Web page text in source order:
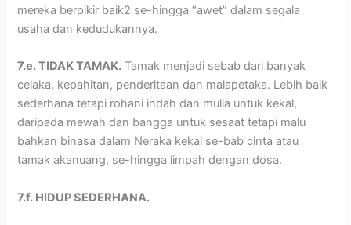
mereka berpikir baik2 se-hingga “awet” dalam segala
usaha dan kedudukannya.
7.e. TIDAK TAMAK. Tamak menjadi sebab dari banyak
celaka, kepahitan, penderitaan dan malapetaka. Lebih baik
sederhana tetapi rohani indah dan mulia untuk kekal,
daripada mewah dan bangga untuk sesaat tetapi malu
bahkan binasa dalam Neraka kekal se-bab cinta atau
tamak akanuang, se-hingga limpah dengan dosa.
7.f. HIDUP SEDERHANA.